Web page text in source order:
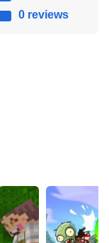
Miga Town: My
kali. Kira-kira, fitur
0 reviews